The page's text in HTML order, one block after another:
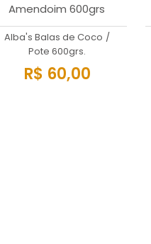
Amendoim 600grs
Alba's Balas de Coco /
Pote 600grs.
R$ 60,00